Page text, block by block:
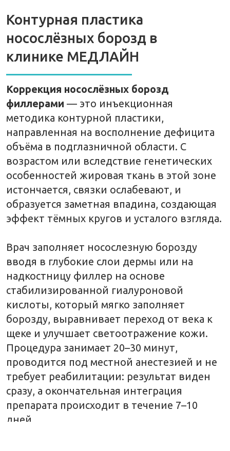
образуется заметная впадина, создающая
эффект тёмных кругов и усталого взгляда.
Врач заполняет носослезную борозду
вводя в глубокие слои дермы или на
надкостницу филлер на основе
стабилизированной гиалуроновой
кислоты, который мягко заполняет
борозду, выравнивает переход от века к
щеке и улучшает светоотражение кожи.
Процедура занимает 20–30 минут,
проводится под местной анестезией и не
требует реабилитации: результат виден
сразу, а окончательная интеграция
препарата происходит в течение 7–10
дней.